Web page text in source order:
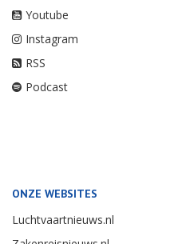
Youtube
Instagram
RSS
Podcast
ONZE WEBSITES
Luchtvaartnieuws.nl